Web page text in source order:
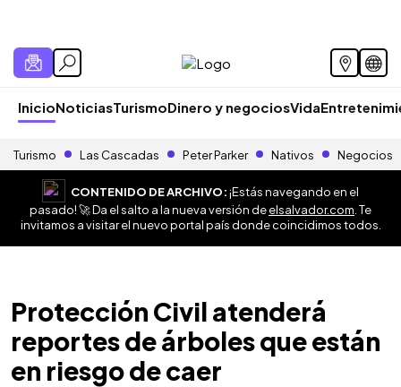
InicioNoticiasTurismoDinero y negociosVida
Turismo Las Cascadas Peter Parker Nativos Negocios
CONTENIDO DE ARCHIVO:¡Estás navegando en el
pasado! 🚀 Da el salto a la nueva versión deelsalvador.com . Te
invitamos a visitar el nuevo portal país donde coincidimos todos.
Protección Civil atenderá
reportes de árboles que están
en riesgo de caer